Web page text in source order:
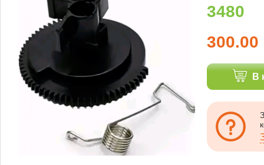
3480
300.00
В